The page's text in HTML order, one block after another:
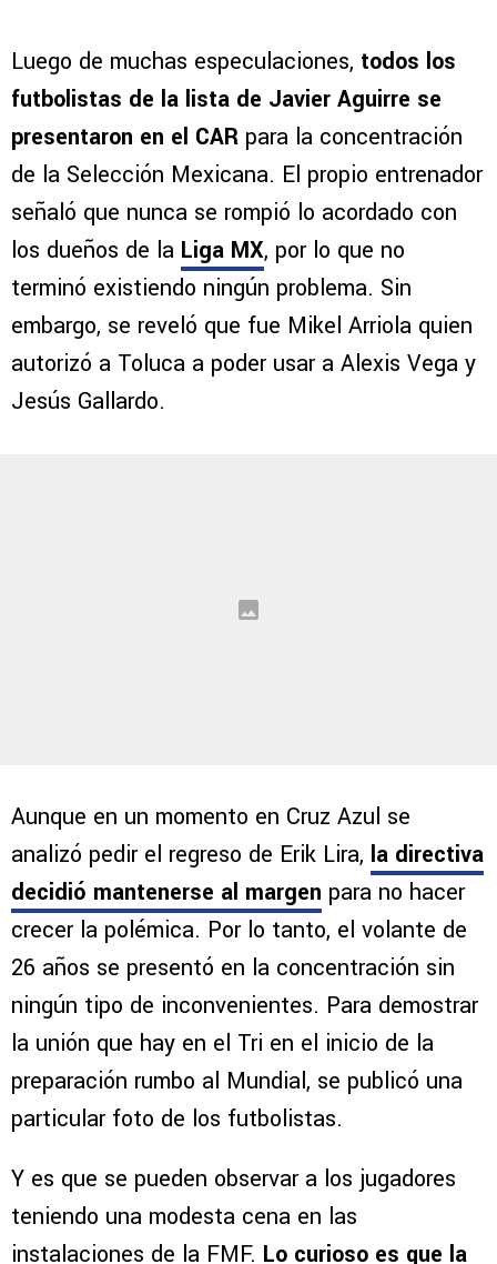
Luego de muchas especulaciones, todos los
futbolistas de la lista de Javier Aguirre se
presentaron en el CAR para la concentración
de la Selección Mexicana. El propio entrenador
señaló que nunca se rompió lo acordado con
los dueños de la Liga MX, por lo que no
terminó existiendo ningún problema. Sin
embargo, se reveló que fue Mikel Arriola quien
autorizó a Toluca a poder usar a Alexis Vega y
Jesús Gallardo.
Aunque en un momento en Cruz Azul se
analizó pedir el regreso de Erik Lira, la directiva
decidió mantenerse al margen para no hacer
crecer la polémica. Por lo tanto, el volante de
26 años se presentó en la concentración sin
ningún tipo de inconvenientes. Para demostrar
la unión que hay en el Tri en el inicio de la
preparación rumbo al Mundial, se publicó una
particular foto de los futbolistas.
Y es que se pueden observar a los jugadores
teniendo una modesta cena en las
instalaciones de la FMF. Lo curioso es que la